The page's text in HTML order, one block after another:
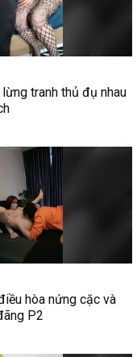
tranh thủ đụ nhau
hòa nứng cặc và
P2